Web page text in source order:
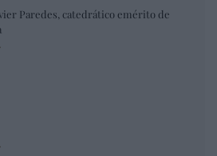
Paredes, catedrático emérito de